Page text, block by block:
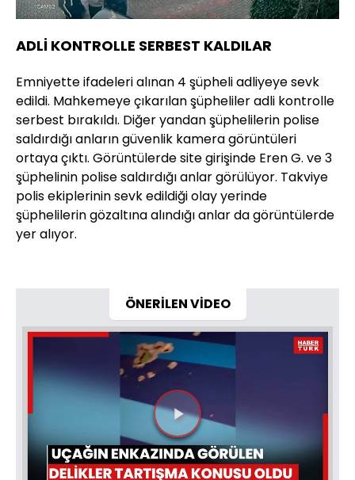
ADLİ KONTROLLE SERBEST KALDILAR
Emniyette ifadeleri alınan 4 şüpheli adliyeye sevk
edildi. Mahkemeye çıkarılan şüpheliler adli kontrolle
serbest bırakıldı. Diğer yandan şüphelilerin polise
saldırdığı anların güvenlik kamera görüntüleri
ortaya çıktı. Görüntülerde site girişinde Eren G. ve 3
şüphelinin polise saldırdığı anlar görülüyor. Takviye
polis ekiplerinin sevk edildiği olay yerinde
şüphelilerin gözaltına alındığı anlar da görüntülerde
yer alıyor.
ÖNERİLEN VİDEO
Videoyu
Oynat